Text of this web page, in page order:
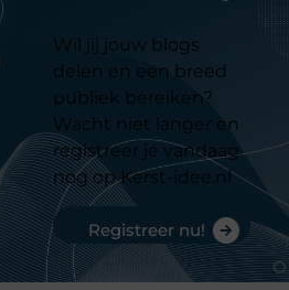
Wil jij jouw blogs
delen en een breed
publiek bereiken?
Wacht niet langer en
registreer je vandaag
nog op Kerst-idee.nl
Registreer nu!